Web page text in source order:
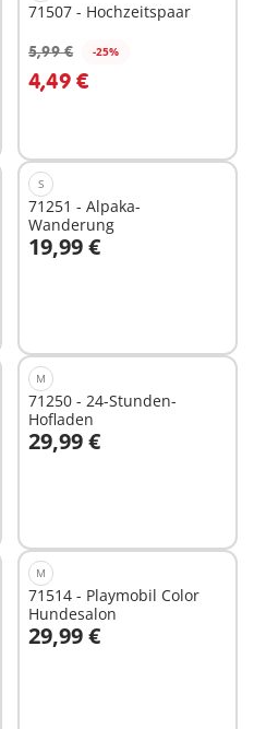
71507 - Hochzeitspaar
5,99 € -25%
4,49 €
In den Warenkorb
S
71251 - Alpaka-
Wanderung
19,99 €
M
71250 - 24-Stunden-
Hofladen
29,99 €
In den Warenkorb
M
71514 - Playmobil Color
Hundesalon
29,99 €
In den Warenkorb